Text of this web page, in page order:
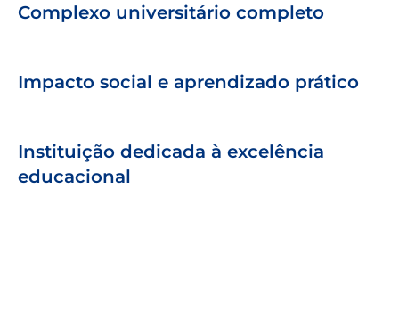
Complexo universitário completo
Impacto social e aprendizado prático
Instituição dedicada à excelência
educacional